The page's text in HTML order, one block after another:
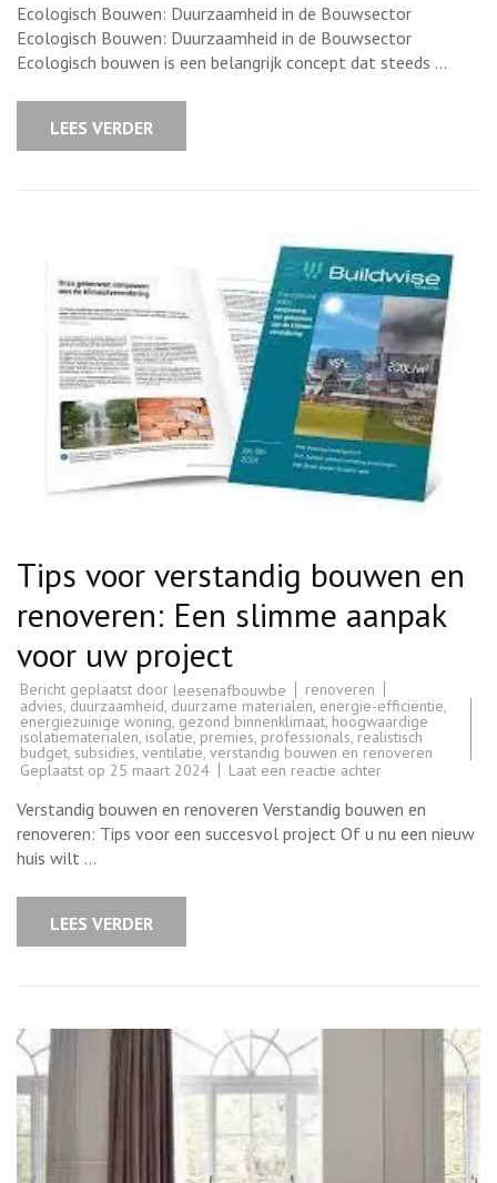
De
Kracht
van
Ecologisch Bouwen: Duurzaamheid in de Bouwsector
Ecologisch Bouwen: Duurzaamheid in de Bouwsector
Ecologisch bouwen is een belangrijk concept dat steeds …
LEES VERDER
Tips voor verstandig bouwen en
renoveren: Een slimme aanpak
voor uw project
Bericht geplaatst door leesenafbouwbe
renoveren
advies, duurzaamheid, duurzame materialen, energie-efficiëntie,
energiezuinige woning, gezond binnenklimaat, hoogwaardige
isolatiematerialen, isolatie, premies, professionals, realistisch
budget, subsidies, ventilatie, verstandig bouwen en renoveren
Geplaatst op 25 maart 2024 Laat een reactie achterop
verstandig
bouwen
en
Verstandig bouwen en renoveren Verstandig bouwen en
renoveren: Tips voor een succesvol project Of u nu een nieuw
huis wilt …
LEES VERDER